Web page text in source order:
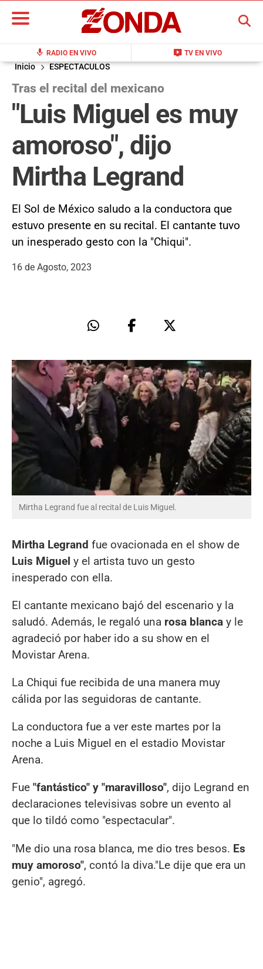
mic RADIO EN VIVO live_tv TV EN VIVO
BUSCAR
Inicio ESPECTACULOS
Tras el recital del mexicano
"Luis Miguel es muy
amoroso", dijo
Mirtha Legrand
El Sol de México saludo a la conductora que
estuvo presente en su recital. El cantante tuvo
un inesperado gesto con la "Chiqui".
16 de Agosto, 2023
Mirtha Legrand fue al recital de Luis Miguel.
Mirtha Legrand fue ovacionada en el show de
Luis Miguel y el artista tuvo un gesto
inesperado con ella.
El cantante mexicano bajó del escenario y la
saludó. Además, le regaló una rosa blanca y le
agradeció por haber ido a su show en el
Movistar Arena.
La Chiqui fue recibida de una manera muy
cálida por las seguidoras de cantante.
La conductora fue a ver este martes por la
noche a Luis Miguel en el estadio Movistar
Arena.
Fue "fantástico" y "maravilloso", dijo Legrand en
declaraciones televisivas sobre un evento al
que lo tildó como "espectacular".
"Me dio una rosa blanca, me dio tres besos. Es
muy amoroso", contó la diva."Le dije que era un
genio", agregó.